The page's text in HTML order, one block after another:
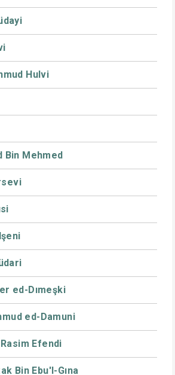
Hulvi
Bin Mehmed
ed-Dımeşki
ed-Damuni
Efendi
Bin Ebu'l-Gına